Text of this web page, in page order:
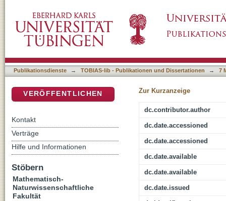
Spezielle photokinetische Probleme
Publikationsdienste → TOBIAS-lib - Publikationen und Dissertationen → 7
Zur Kurzanzeige
dc.contributor.author
dc.date.accessioned
dc.date.accessioned
dc.date.available
dc.date.available
dc.date.issued
VERÖFFENTLICHEN
Kontakt
Verträge
Hilfe und Informationen
Stöbern
Mathematisch-
Naturwissenschaftliche
Fakultät